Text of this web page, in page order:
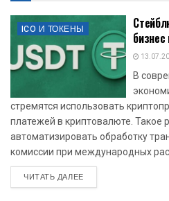
ICO И ТОКЕНЫ
В
стремятся использовать
платежей в криптовалюте. Такое
автоматизировать обработку
комиссии при международных
ЧИТАТЬ ДАЛЕЕDETAILS